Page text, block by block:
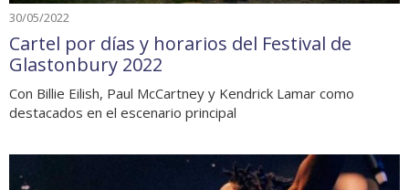
30/05/2022
Cartel por días y horarios del Festival de
Glastonbury 2022
Con Billie Eilish, Paul McCartney y Kendrick Lamar como
destacados en el escenario principal